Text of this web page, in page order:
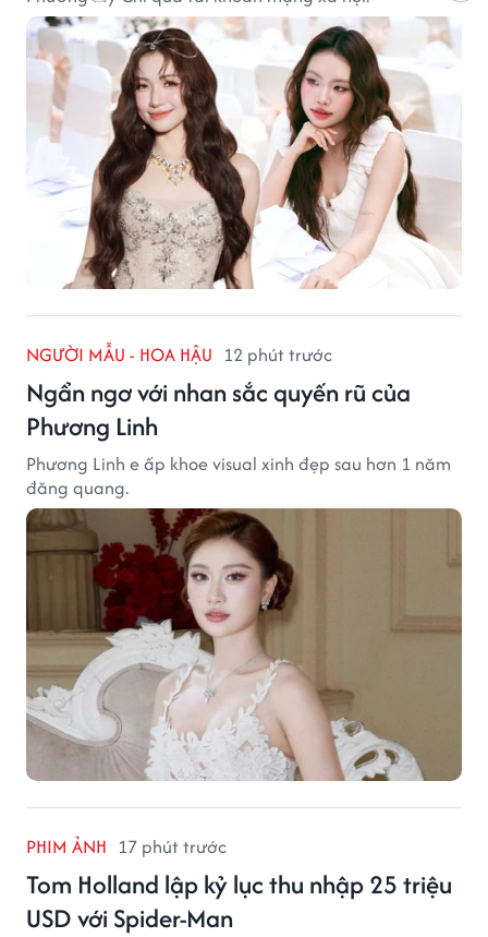
NGƯỜI MẪU - HOA HẬU 12 phút trước
Ngẩn ngơ với nhan sắc quyến rũ của
Phương Linh
Phương Linh e ấp khoe visual xinh đẹp sau hơn 1 năm
đăng quang.
PHIM ẢNH 17 phút trước
Tom Holland lập kỷ lục thu nhập 25 triệu
USD với Spider-Man